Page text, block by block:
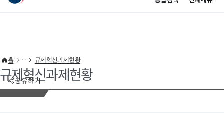
이 누리집은 대한민국 공식 전자정부 누리집입니다.
공유하기
홈 규제혁신과제현황
규제혁신과제현황